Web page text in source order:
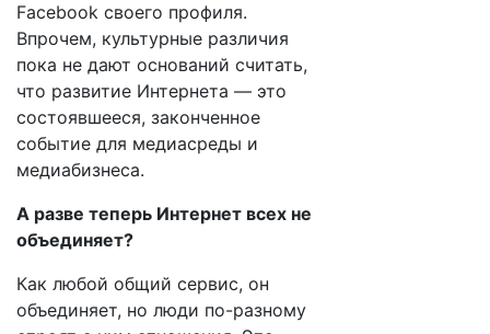
Facebook своего профиля.
Впрочем, культурные различия
пока не дают оснований считать,
что развитие Интернета — это
состоявшееся, законченное
событие для медиасреды и
медиабизнеса.
А разве теперь Интернет всех не
объединяет?
Как любой общий сервис, он
объединяет, но люди по-разному